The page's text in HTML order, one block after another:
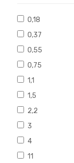
0,18
0,37
0,55
0,75
1,1
1,5
2,2
3
4
11